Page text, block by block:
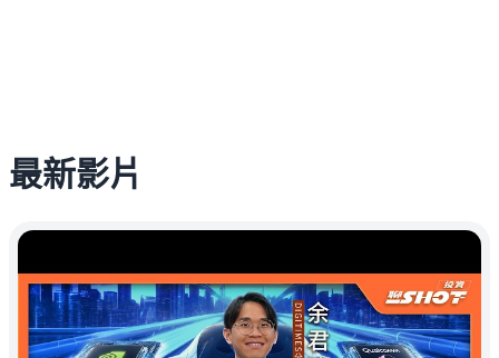
最新影片